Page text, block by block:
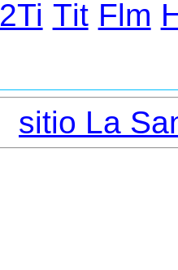
2Ti Тit Flm
sitio La